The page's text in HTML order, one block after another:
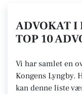
ADVOKAT I
TOP 10
Vi har samlet en
Kongens Lyngby.
kan denne liste